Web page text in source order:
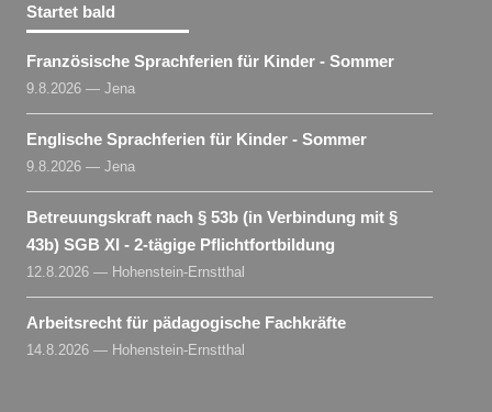
Startet bald
Französische Sprachferien für Kinder - Sommer
9.8.2026 — Jena
Englische Sprachferien für Kinder - Sommer
9.8.2026 — Jena
Betreuungskraft nach § 53b (in Verbindung mit §
43b) SGB XI - 2-tägige Pflichtfortbildung
12.8.2026 — Hohenstein-Ernstthal
Arbeitsrecht für pädagogische Fachkräfte
14.8.2026 — Hohenstein-Ernstthal